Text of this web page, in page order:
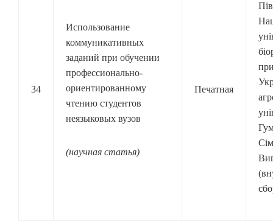
34
Использование
коммуникативных
заданий при обучении
профессионально-
ориентированному
чтению студентов
неязыковых вузов
(научная статья)
Печатная